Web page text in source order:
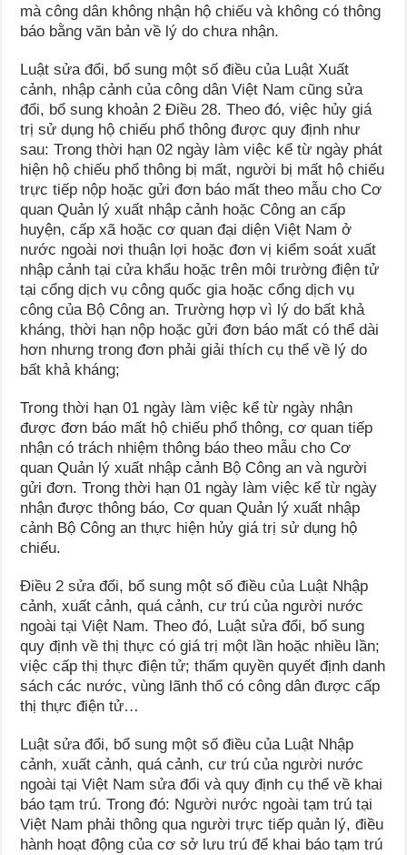
mà công dân không nhận hộ chiếu và không có thông
báo bằng văn bản về lý do chưa nhận.
Luật sửa đổi, bổ sung một số điều của Luật Xuất
cảnh, nhập cảnh của công dân Việt Nam cũng sửa
đổi, bổ sung khoản 2 Điều 28. Theo đó, việc hủy giá
trị sử dụng hộ chiếu phổ thông được quy định như
sau: Trong thời hạn 02 ngày làm việc kể từ ngày phát
hiện hộ chiếu phổ thông bị mất, người bị mất hộ chiếu
trực tiếp nộp hoặc gửi đơn báo mất theo mẫu cho Cơ
quan Quản lý xuất nhập cảnh hoặc Công an cấp
huyện, cấp xã hoặc cơ quan đại diện Việt Nam ở
nước ngoài nơi thuận lợi hoặc đơn vị kiểm soát xuất
nhập cảnh tại cửa khẩu hoặc trên môi trường điện tử
tại cổng dịch vụ công quốc gia hoặc cổng dịch vụ
công của Bộ Công an. Trường hợp vì lý do bất khả
kháng, thời hạn nộp hoặc gửi đơn báo mất có thể dài
hơn nhưng trong đơn phải giải thích cụ thể về lý do
bất khả kháng;
Trong thời hạn 01 ngày làm việc kể từ ngày nhận
được đơn báo mất hộ chiếu phổ thông, cơ quan tiếp
nhận có trách nhiệm thông báo theo mẫu cho Cơ
quan Quản lý xuất nhập cảnh Bộ Công an và người
gửi đơn. Trong thời hạn 01 ngày làm việc kể từ ngày
nhận được thông báo, Cơ quan Quản lý xuất nhập
cảnh Bộ Công an thực hiện hủy giá trị sử dụng hộ
chiếu.
Điều 2 sửa đổi, bổ sung một số điều của Luật Nhập
cảnh, xuất cảnh, quá cảnh, cư trú của người nước
ngoài tại Việt Nam. Theo đó, Luật sửa đổi, bổ sung
quy định về thị thực có giá trị một lần hoặc nhiều lần;
việc cấp thị thực điện tử; thẩm quyền quyết định danh
sách các nước, vùng lãnh thổ có công dân được cấp
thị thực điện tử…
Luật sửa đổi, bổ sung một số điều của Luật Nhập
cảnh, xuất cảnh, quá cảnh, cư trú của người nước
ngoài tại Việt Nam sửa đổi và quy định cụ thể về khai
báo tạm trú. Trong đó: Người nước ngoài tạm trú tại
Việt Nam phải thông qua người trực tiếp quản lý, điều
hành hoạt động của cơ sở lưu trú để khai báo tạm trú